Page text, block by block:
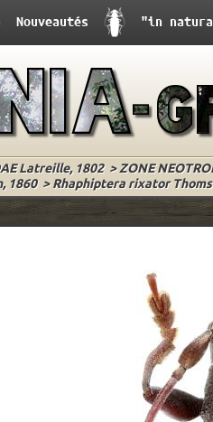
Nouveautés "in
Latreille, 1802>ZONE
1860>Rhaphiptera rixator